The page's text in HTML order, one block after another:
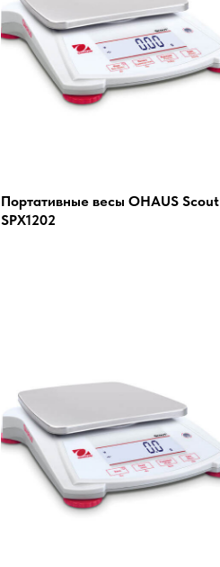
Портативные весы OHAUS Scout
SPX1202